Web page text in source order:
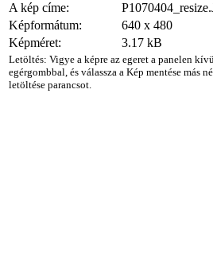
A kép címe:
Képformátum:
640 x 480
Képméret:
3.17 kB
Letöltés: Vigye a képre az egeret a panelen
egérgombbal, és válassza a Kép mentése más
letöltése parancsot.